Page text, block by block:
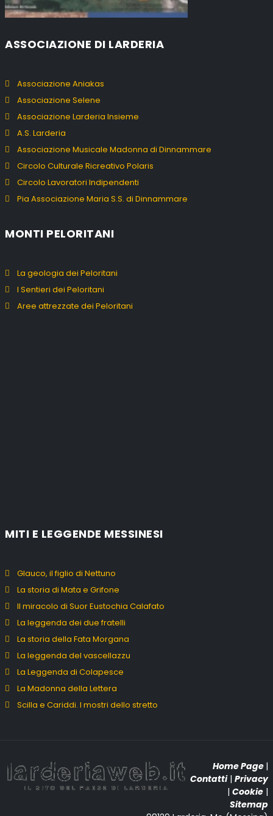
ASSOCIAZIONE DI LARDERIA
Associazione Aniakas
Associazione Selene
Associazione Larderia Insieme
A.S. Larderia
Associazione Musicale Madonna di Dinnammare
Circolo Culturale Ricreativo Polaris
Circolo Lavoratori Indipendenti
Pia Associazione Maria S.S. di Dinnammare
MONTI PELORITANI
La geologia dei Peloritani
I Sentieri dei Peloritani
Aree attrezzate dei Peloritani
MITI E LEGGENDE MESSINESI
Glauco, il figlio di Nettuno
La storia di Mata e Grifone
Il miracolo di Suor Eustochia Calafato
La leggenda dei due fratelli
La storia della Fata Morgana
La leggenda del vascellazzu
La Leggenda di Colapesce
La Madonna della Lettera
Scilla e Cariddi. I mostri dello stretto
Home Page |
Contatti| Privacy
| Cookie |
Sitemap